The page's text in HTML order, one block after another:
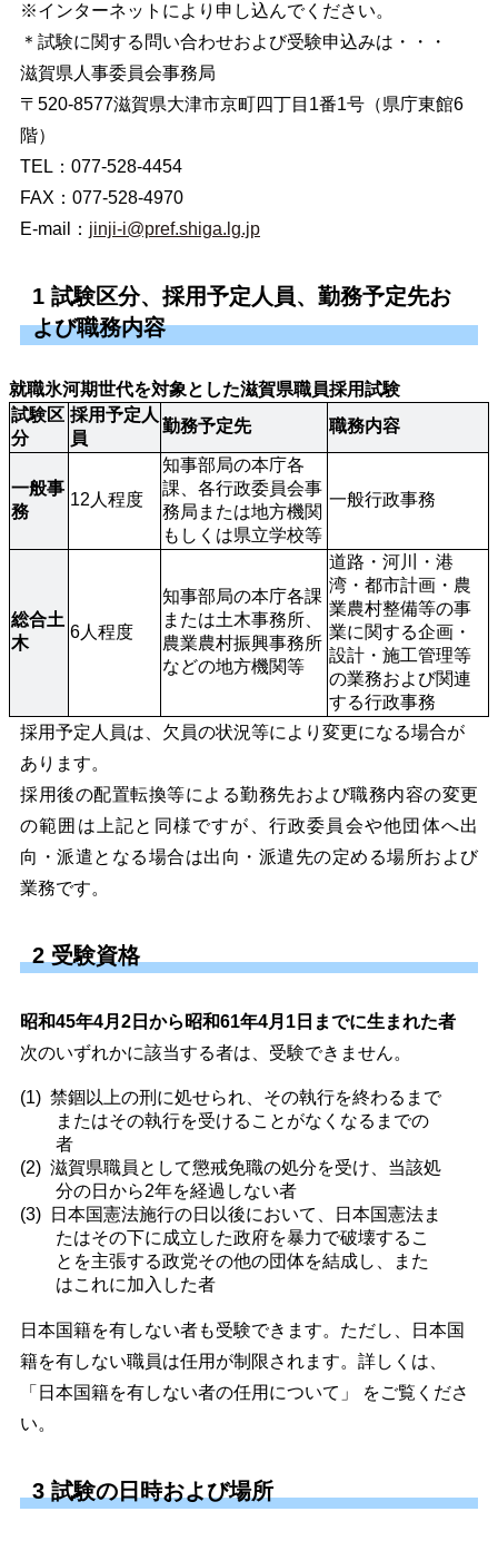
※インターネットにより申し込んでください。
＊試験に関する問い合わせおよび受験申込みは・・・
滋賀県人事委員会事務局
〒520-8577滋賀県大津市京町四丁目1番1号（県庁東館6
階）
TEL：077-528-4454
FAX：077-528-4970
E-mail： jinji-i@pref.shiga.lg.jp
1 試験区分、採用予定人員、勤務予定先お
よび職務内容
就職氷河期世代を対象とした滋賀県職員採用試験
試験区
分
採用予定人
員
勤務予定先 職務内容
一般事
務
12人程度
知事部局の本庁各
課、各行政委員会事
務局または地方機関
もしくは県立学校等
一般行政事務
総合土
木
6人程度
知事部局の本庁各課
または土木事務所、
農業農村振興事務所
などの地方機関等
道路・河川・港
湾・都市計画・農
業農村整備等の事
業に関する企画・
設計・施工管理等
の業務および関連
する行政事務
採用予定人員は、欠員の状況等により変更になる場合が
あります。
採用後の配置転換等による勤務先および職務内容の変更
の範囲は上記と同様ですが、行政委員会や他団体へ出
向・派遣となる場合は出向・派遣先の定める場所および
業務です。
2 受験資格
昭和45年4月2日から昭和61年4月1日までに生まれた者
次のいずれかに該当する者は、受験できません。
禁錮以上の刑に処せられ、その執行を終わるまで
またはその執行を受けることがなくなるまでの
者
滋賀県職員として懲戒免職の処分を受け、当該処
分の日から2年を経過しない者
日本国憲法施行の日以後において、日本国憲法ま
たはその下に成立した政府を暴力で破壊するこ
とを主張する政党その他の団体を結成し、また
はこれに加入した者
日本国籍を有しない者も受験できます。ただし、日本国
籍を有しない職員は任用が制限されます。詳しくは、
「日本国籍を有しない者の任用について」 をご覧くださ
い。
3 試験の日時および場所